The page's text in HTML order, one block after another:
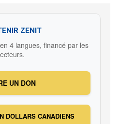
ZENIT
4 langues, financé par les
UN DON
DOLLARS CANADIENS